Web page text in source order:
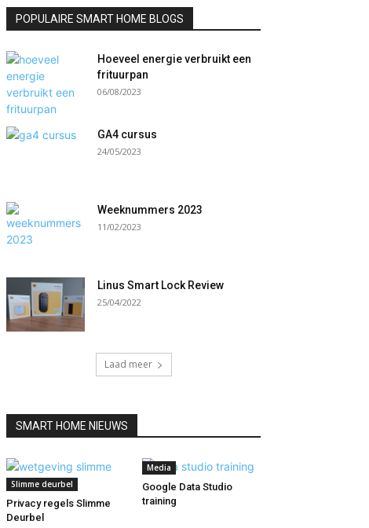
POPULAIRE SMART HOME BLOGS
Hoeveel energie verbruikt een
frituurpan
06/08/2023
GA4 cursus
24/05/2023
Weeknummers 2023
11/02/2023
Linus Smart Lock Review
25/04/2022
Laad meer
SMART HOME NIEUWS
Slimme deurbel
Privacy regels Slimme
Deurbel
Media
Google Data Studio
training